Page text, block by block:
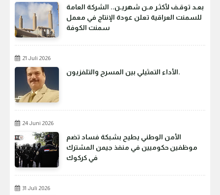
بعـد توقـف لأكثـر مـن شهريـن.. الشركة العامة
للسمنت العراقية تعلن عودة الإنتاج في معمل
سمنت الكوفة
21 Juli 2026
الأداء التمثيلي بين المسرح والتلفزيون.
24 Juni 2026
الأمن الوطني يطيح بشبكة فساد تضم
موظفين حكوميين في منفذ جيمن المشترك
في كركوك
31 Juli 2026